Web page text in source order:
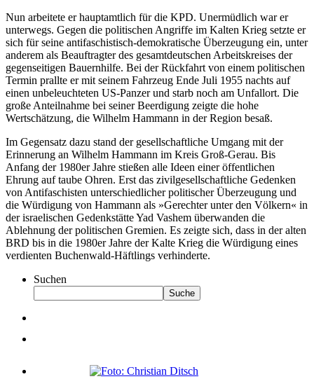
Nun arbeitete er hauptamtlich für die KPD. Unermüdlich war er
unterwegs. Gegen die politischen Angriffe im Kalten Krieg setzte er
sich für seine antifaschistisch-demokratische Überzeugung ein, unter
anderem als Beauftragter des gesamtdeutschen Arbeitskreises der
gegenseitigen Bauernhilfe. Bei der Rückfahrt von einem politischen
Termin prallte er mit seinem Fahrzeug Ende Juli 1955 nachts auf
einen unbeleuchteten US-Panzer und starb noch am Unfallort. Die
große Anteilnahme bei seiner Beerdigung zeigte die hohe
Wertschätzung, die Wilhelm Hammann in der Region besaß.
Im Gegensatz dazu stand der gesellschaftliche Umgang mit der
Erinnerung an Wilhelm Hammann im Kreis Groß-Gerau. Bis
Anfang der 1980er Jahre stießen alle Ideen einer öffentlichen
Ehrung auf taube Ohren. Erst das zivilgesellschaftliche Gedenken
von Antifaschisten unterschiedlicher politischer Überzeugung und
die Würdigung von Hammann als »Gerechter unter den Völkern« in
der israelischen Gedenkstätte Yad Vashem überwanden die
Ablehnung der politischen Gremien. Es zeigte sich, dass in der alten
BRD bis in die 1980er Jahre der Kalte Krieg die Würdigung eines
verdienten Buchenwald-Häftlings verhinderte.
Suchen
Suche